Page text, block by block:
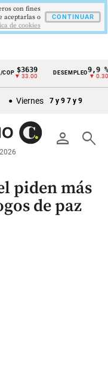
33.00
DESEMPLEO9,9 %
▼ 0.30
Viernes 7 y 9 7 y 9
person search
piden más
de paz
con fines
aceptarlas o
de cookies
CONTINUAR